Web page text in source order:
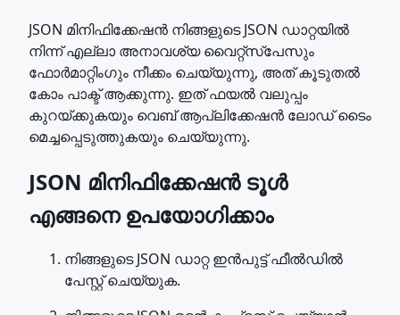
JSON മിനിഫിക്കേഷൻ നിങ്ങളുടെ JSON ഡാറ്റയിൽ
നിന്ന് എല്ലാ അനാവശ്യ വൈറ്റ്സ്പേസും
ഫോർമാറ്റിംഗും നീക്കം ചെയ്യുന്നു, അത് കൂടുതൽ
കോം പാക്ട് ആക്കുന്നു. ഇത് ഫയൽ വലുപ്പം
കുറയ്ക്കുകയും വെബ് ആപ്ലിക്കേഷൻ ലോഡ് ടൈം
മെച്ചപ്പെടുത്തുകയും ചെയ്യുന്നു.
JSON മിനിഫിക്കേഷൻ ടൂൾ
എങ്ങനെ ഉപയോഗിക്കാം
നിങ്ങളുടെ JSON ഡാറ്റ ഇൻപുട്ട് ഫീൽഡിൽ
പേസ്റ്റ് ചെയ്യുക.